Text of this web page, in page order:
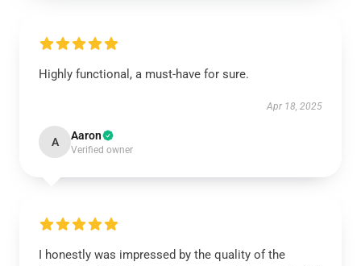
Highly functional, a must-have for sure.
Apr 18, 2025
A Aaron
Verified owner
I honestly was impressed by the quality of the